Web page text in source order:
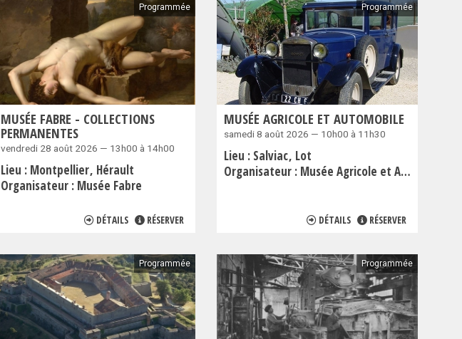
Programmée
MUSÉE FABRE - COLLECTIONS
PERMANENTES
vendredi 28 août 2026 — 13h00 à 14h00
Lieu : Montpellier Hérault
Organisateur : Musée Fabre
DÉTAILS RÉSERVER
Programmée
MUSÉE AGRICOLE ET AUTOMOBILE
samedi 8 août 2026 — 10h00 à 11h30
Lieu : Salviac Lot
Organisateur : Musée Agricole et Automobile
DÉTAILS RÉSERVER
Programmée Programmée